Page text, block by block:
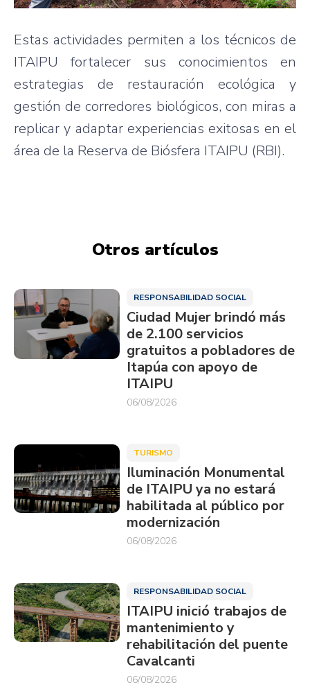
Estas actividades permiten a los técnicos de
ITAIPU fortalecer sus conocimientos en
estrategias de restauración ecológica y
gestión de corredores biológicos, con miras a
replicar y adaptar experiencias exitosas en el
área de la Reserva de Biósfera ITAIPU (RBI).
Otros artículos
RESPONSABILIDAD SOCIAL
Ciudad Mujer brindó más
de 2.100 servicios
gratuitos a pobladores de
Itapúa con apoyo de
ITAIPU
06/08/2026
TURISMO
Iluminación Monumental
de ITAIPU ya no estará
habilitada al público por
modernización
06/08/2026
RESPONSABILIDAD SOCIAL
ITAIPU inició trabajos de
mantenimiento y
rehabilitación del puente
Cavalcanti
06/08/2026